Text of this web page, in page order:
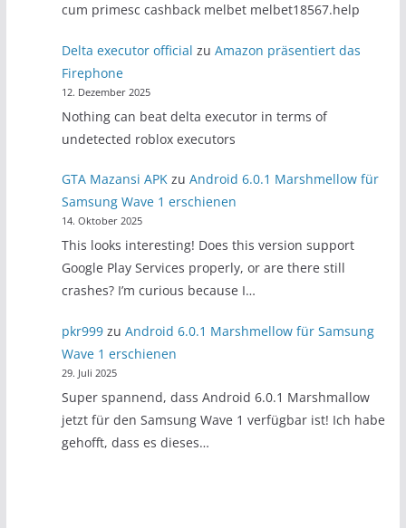
cum primesc cashback melbet melbet18567.help
Delta executor official zuAmazon präsentiert das
Firephone
12. Dezember 2025
Nothing can beat delta executor in terms of
undetected roblox executors
GTA Mazansi APK zuAndroid 6.0.1 Marshmellow für
Samsung Wave 1 erschienen
14. Oktober 2025
This looks interesting! Does this version support
Google Play Services properly, or are there still
crashes? I’m curious because I…
pkr999 zuAndroid 6.0.1 Marshmellow für Samsung
Wave 1 erschienen
29. Juli 2025
Super spannend, dass Android 6.0.1 Marshmallow
jetzt für den Samsung Wave 1 verfügbar ist! Ich habe
gehofft, dass es dieses…